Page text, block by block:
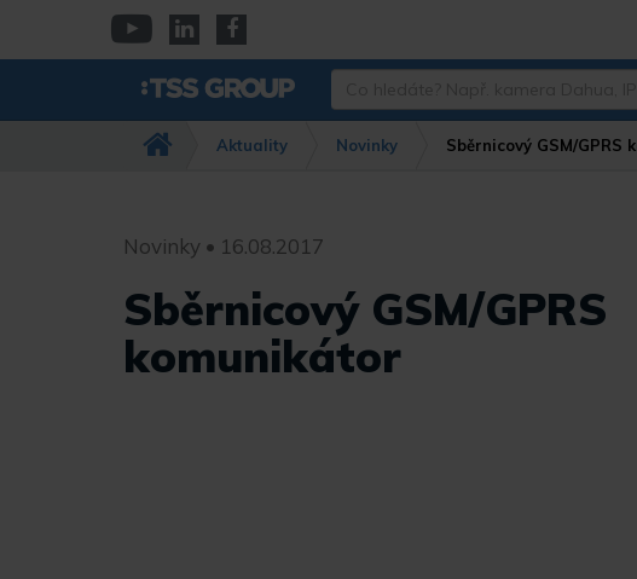
YouTubeLinkedinFacebook
Co
Např.
kamera
Aktuality Novinky Sběrnicový GSM/GPRS
Novinky • 16.08.2017
Sběrnicový GSM/GPRS
komunikátor